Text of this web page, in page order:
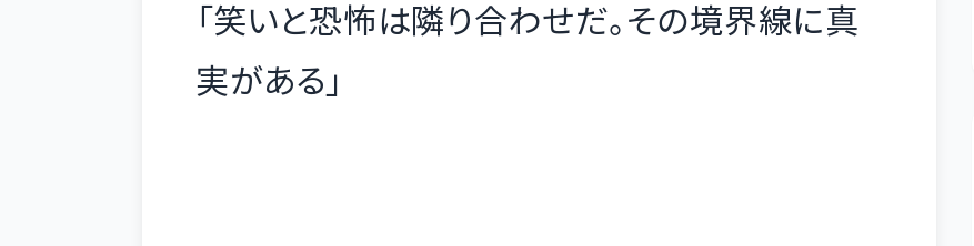
「笑いと恐怖は隣り合わせだ。その境界線に真
実がある 」